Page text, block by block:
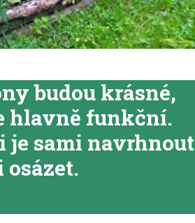
budou krásné,
hlavně funkční.
je sami navrhnout
osázet.